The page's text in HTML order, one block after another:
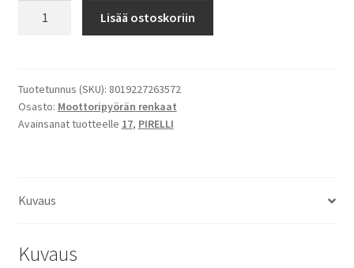
190/50
ZR
17
määrä
Lisää ostoskoriin
Tuotetunnus (SKU): 8019227263572
Osasto: Moottoripyörän renkaat
Avainsanat tuotteelle 17, PIRELLI
Kuvaus
Kuvaus